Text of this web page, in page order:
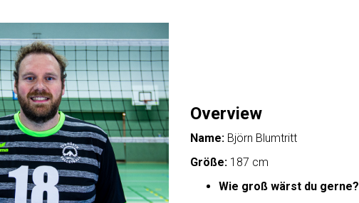
Overview
Name: Björn Blumtritt
Größe: 187 cm
Wie groß wärst du gerne?